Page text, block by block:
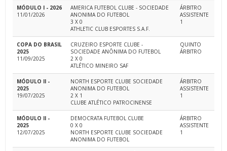
MÓDULO I - 2026
11/01/2026
AMERICA FUTEBOL CLUBE - SOCIEDADE
ANONIMA DO FUTEBOL
3 X 0
ATHLETIC CLUB ESPORTES S.A.F.
ÁRBITRO
ASSISTENTE
1
COPA DO BRASIL
2025
11/09/2025
CRUZEIRO ESPORTE CLUBE -
SOCIEDADE ANÔNIMA DO FUTEBOL
2 X 0
ATLÉTICO MINEIRO SAF
QUINTO
ÁRBITRO
MÓDULO II -
2025
19/07/2025
NORTH ESPORTE CLUBE SOCIEDADE
ANONIMA DO FUTEBOL
2 X 1
CLUBE ATLÉTICO PATROCINENSE
ÁRBITRO
ASSISTENTE
1
MÓDULO II -
2025
12/07/2025
DEMOCRATA FUTEBOL CLUBE
0 X 0
NORTH ESPORTE CLUBE SOCIEDADE
ANONIMA DO FUTEBOL
ÁRBITRO
ASSISTENTE
1